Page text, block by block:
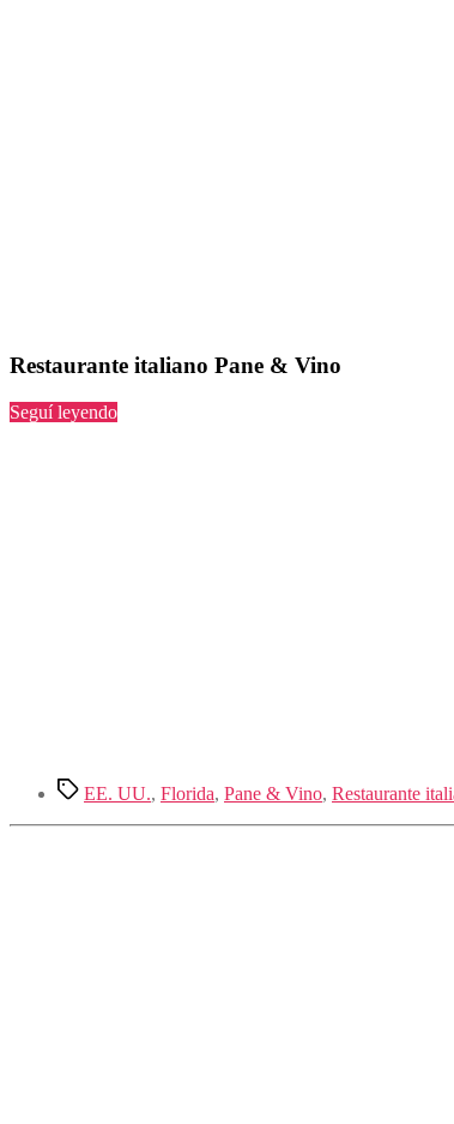
Restaurante italiano Pane & Vino
Seguí leyendo“Pane
Etiquetas
EE. UU., Florida, Pane & Vino, Restaurante